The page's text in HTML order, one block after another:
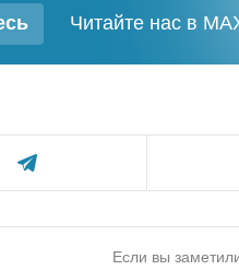
Читайте нас в
Если вы